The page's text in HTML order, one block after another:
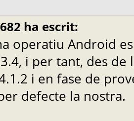
ha escrit:
operatiu Android
i per tant, des de
i en fase de
defecte la nostra.